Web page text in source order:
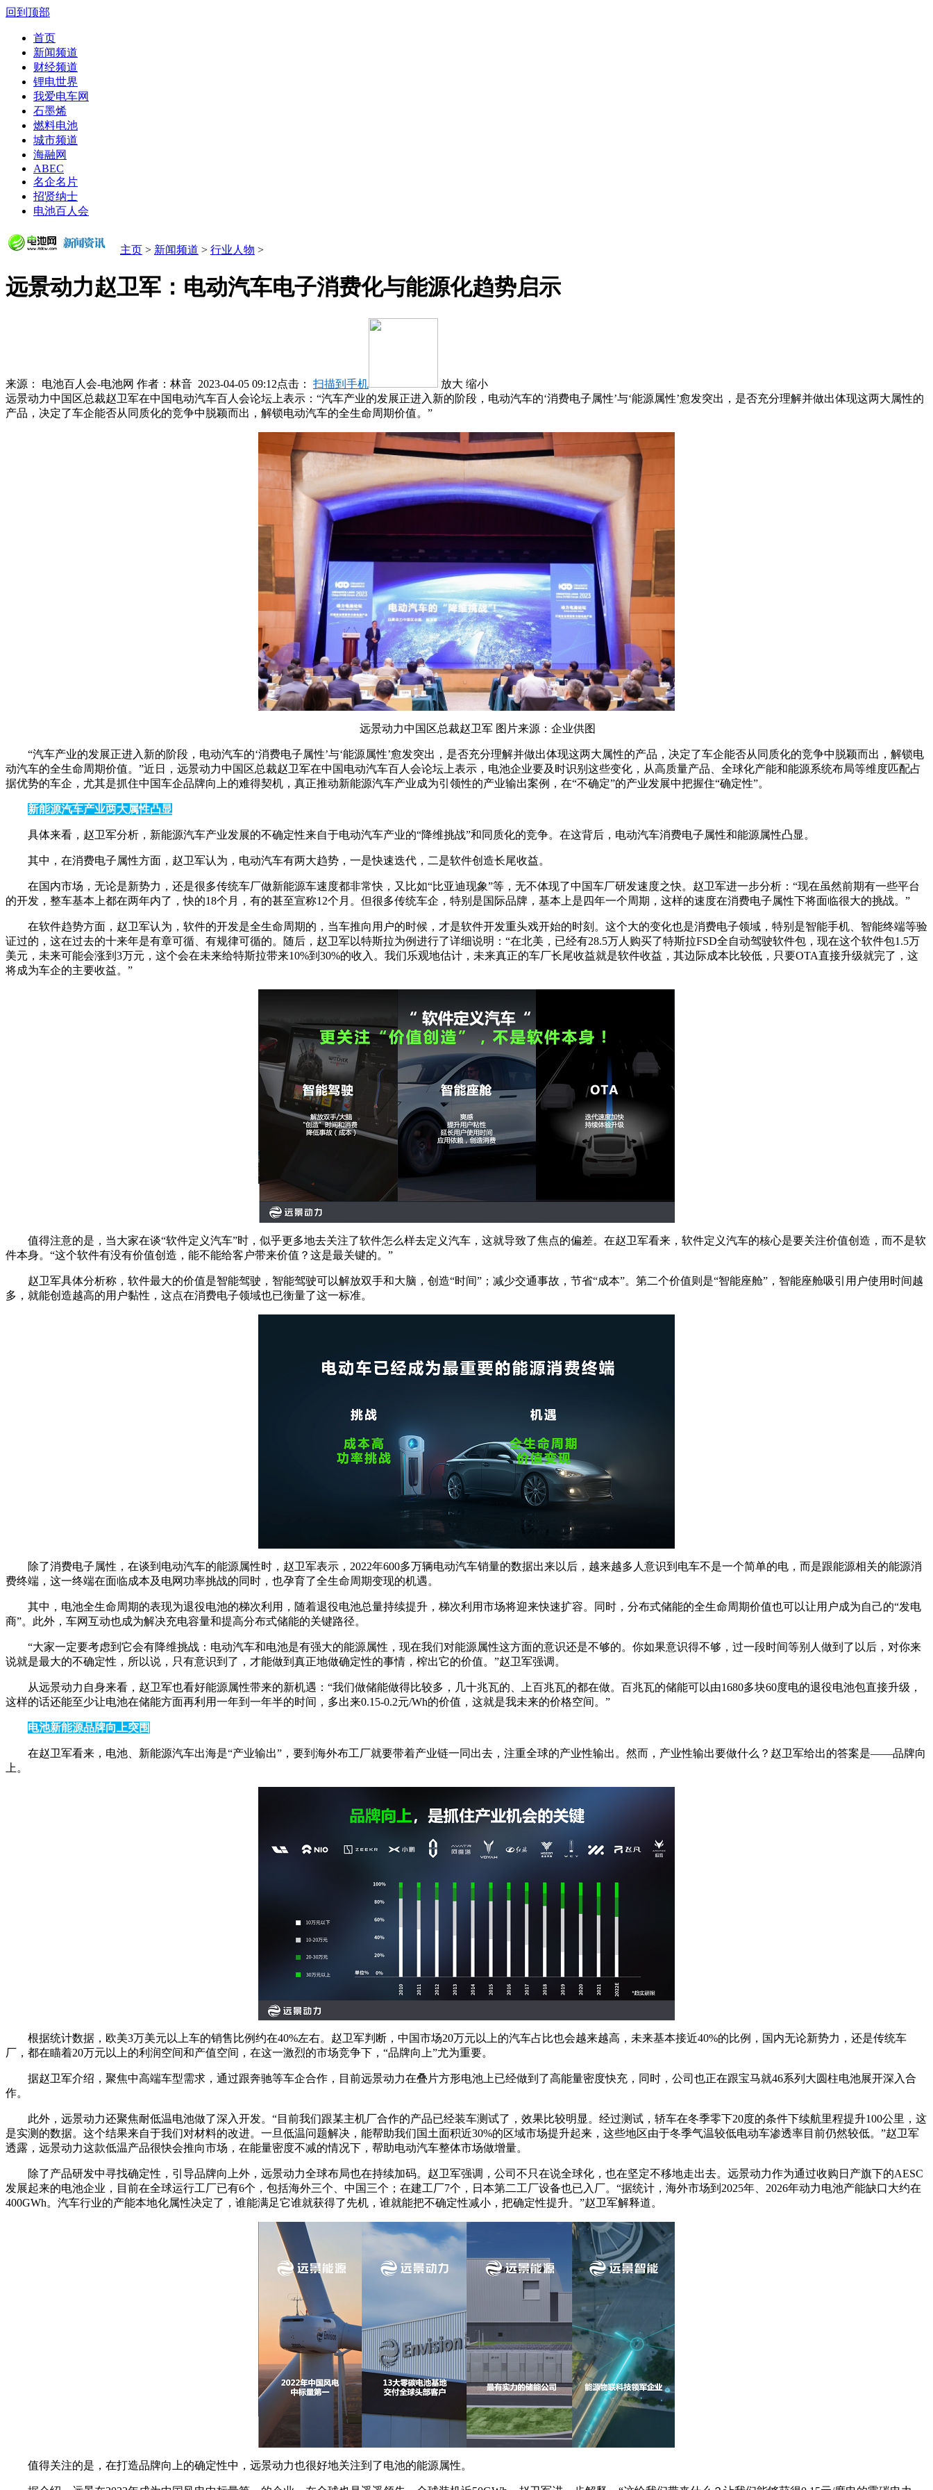
回到顶部
首页
新闻频道
财经频道
锂电世界
我爱电车网
石墨烯
燃料电池
城市频道
海融网
ABEC
名企名片
招贤纳士
电池百人会
主页 > 新闻频道 > 行业人物 >
远景动力赵卫军：电动汽车电子消费化与能源化趋势启示
来源： 电池百人会-电池网 作者： 林音 2023-04-05 09:12点击： 扫描到手机 放大 缩小
远景动力中国区总裁赵卫军在中国电动汽车百人会论坛上表示：“汽车产业的发展正进入新的阶段，电动汽车的‘消费电子属性’与‘能源属性’愈发突出，是否充分理解并做出体现这两大属性的
产品，决定了车企能否从同质化的竞争中脱颖而出，解锁电动汽车的全生命周期价值。”
远景动力中国区总裁赵卫军 图片来源：企业供图
“汽车产业的发展正进入新的阶段，电动汽车的‘消费电子属性’与‘能源属性’愈发突出，是否充分理解并做出体现这两大属性的产品，决定了车企能否从同质化的竞争中脱颖而出，解锁电
动汽车的全生命周期价值。”近日，远景动力中国区总裁赵卫军在中国电动汽车百人会论坛上表示，电池企业要及时识别这些变化，从高质量产品、全球化产能和能源系统布局等维度匹配占
据优势的车企，尤其是抓住中国车企品牌向上的难得契机，真正推动新能源汽车产业成为引领性的产业输出案例，在“不确定”的产业发展中把握住“确定性”。
新能源汽车产业两大属性凸显
具体来看，赵卫军分析，新能源汽车产业发展的不确定性来自于电动汽车产业的“降维挑战”和同质化的竞争。在这背后，电动汽车消费电子属性和能源属性凸显。
其中，在消费电子属性方面，赵卫军认为，电动汽车有两大趋势，一是快速迭代，二是软件创造长尾收益。
在国内市场，无论是新势力，还是很多传统车厂做新能源车速度都非常快，又比如“比亚迪现象”等，无不体现了中国车厂研发速度之快。赵卫军进一步分析：“现在虽然前期有一些平台
的开发，整车基本上都在两年内了，快的18个月，有的甚至宣称12个月。但很多传统车企，特别是国际品牌，基本上是四年一个周期，这样的速度在消费电子属性下将面临很大的挑战。”
在软件趋势方面，赵卫军认为，软件的开发是全生命周期的，当车推向用户的时候，才是软件开发重头戏开始的时刻。这个大的变化也是消费电子领域，特别是智能手机、智能终端等验
证过的，这在过去的十来年是有章可循、有规律可循的。随后，赵卫军以特斯拉为例进行了详细说明：“在北美，已经有28.5万人购买了特斯拉FSD全自动驾驶软件包，现在这个软件包1.5万
美元，未来可能会涨到3万元，这个会在未来给特斯拉带来10%到30%的收入。我们乐观地估计，未来真正的车厂长尾收益就是软件收益，其边际成本比较低，只要OTA直接升级就完了，这
将成为车企的主要收益。”
值得注意的是，当大家在谈“软件定义汽车”时，似乎更多地去关注了软件怎么样去定义汽车，这就导致了焦点的偏差。在赵卫军看来，软件定义汽车的核心是要关注价值创造，而不是软
件本身。“这个软件有没有价值创造，能不能给客户带来价值？这是最关键的。”
赵卫军具体分析称，软件最大的价值是智能驾驶，智能驾驶可以解放双手和大脑，创造“时间”；减少交通事故，节省“成本”。第二个价值则是“智能座舱”，智能座舱吸引用户使用时间越
多，就能创造越高的用户黏性，这点在消费电子领域也已衡量了这一标准。
除了消费电子属性，在谈到电动汽车的能源属性时，赵卫军表示，2022年600多万辆电动汽车销量的数据出来以后，越来越多人意识到电车不是一个简单的电，而是跟能源相关的能源消
费终端，这一终端在面临成本及电网功率挑战的同时，也孕育了全生命周期变现的机遇。
其中，电池全生命周期的表现为退役电池的梯次利用，随着退役电池总量持续提升，梯次利用市场将迎来快速扩容。同时，分布式储能的全生命周期价值也可以让用户成为自己的“发电
商”。此外，车网互动也成为解决充电容量和提高分布式储能的关键路径。
“大家一定要考虑到它会有降维挑战：电动汽车和电池是有强大的能源属性，现在我们对能源属性这方面的意识还是不够的。你如果意识得不够，过一段时间等别人做到了以后，对你来
说就是最大的不确定性，所以说，只有意识到了，才能做到真正地做确定性的事情，榨出它的价值。”赵卫军强调。
从远景动力自身来看，赵卫军也看好能源属性带来的新机遇：“我们做储能做得比较多，几十兆瓦的、上百兆瓦的都在做。百兆瓦的储能可以由1680多块60度电的退役电池包直接升级，
这样的话还能至少让电池在储能方面再利用一年到一年半的时间，多出来0.15-0.2元/Wh的价值，这就是我未来的价格空间。”
电池新能源品牌向上突围
在赵卫军看来，电池、新能源汽车出海是“产业输出”，要到海外布工厂就要带着产业链一同出去，注重全球的产业性输出。然而，产业性输出要做什么？赵卫军给出的答案是——品牌向
上。
根据统计数据，欧美3万美元以上车的销售比例约在40%左右。赵卫军判断，中国市场20万元以上的汽车占比也会越来越高，未来基本接近40%的比例，国内无论新势力，还是传统车
厂，都在瞄着20万元以上的利润空间和产值空间，在这一激烈的市场竞争下，“品牌向上”尤为重要。
据赵卫军介绍，聚焦中高端车型需求，通过跟奔驰等车企合作，目前远景动力在叠片方形电池上已经做到了高能量密度快充，同时，公司也正在跟宝马就46系列大圆柱电池展开深入合
作。
此外，远景动力还聚焦耐低温电池做了深入开发。“目前我们跟某主机厂合作的产品已经装车测试了，效果比较明显。经过测试，轿车在冬季零下20度的条件下续航里程提升100公里，这
是实测的数据。这个结果来自于我们对材料的改进。一旦低温问题解决，能帮助我们国土面积近30%的区域市场提升起来，这些地区由于冬季气温较低电动车渗透率目前仍然较低。”赵卫军
透露，远景动力这款低温产品很快会推向市场，在能量密度不减的情况下，帮助电动汽车整体市场做增量。
除了产品研发中寻找确定性，引导品牌向上外，远景动力全球布局也在持续加码。赵卫军强调，公司不只在说全球化，也在坚定不移地走出去。远景动力作为通过收购日产旗下的AESC
发展起来的电池企业，目前在全球运行工厂已有6个，包括海外三个、中国三个；在建工厂7个，日本第二工厂设备也已入厂。“据统计，海外市场到2025年、2026年动力电池产能缺口大约在
400GWh。汽车行业的产能本地化属性决定了，谁能满足它谁就获得了先机，谁就能把不确定性减小，把确定性提升。”赵卫军解释道。
值得关注的是，在打造品牌向上的确定性中，远景动力也很好地关注到了电池的能源属性。